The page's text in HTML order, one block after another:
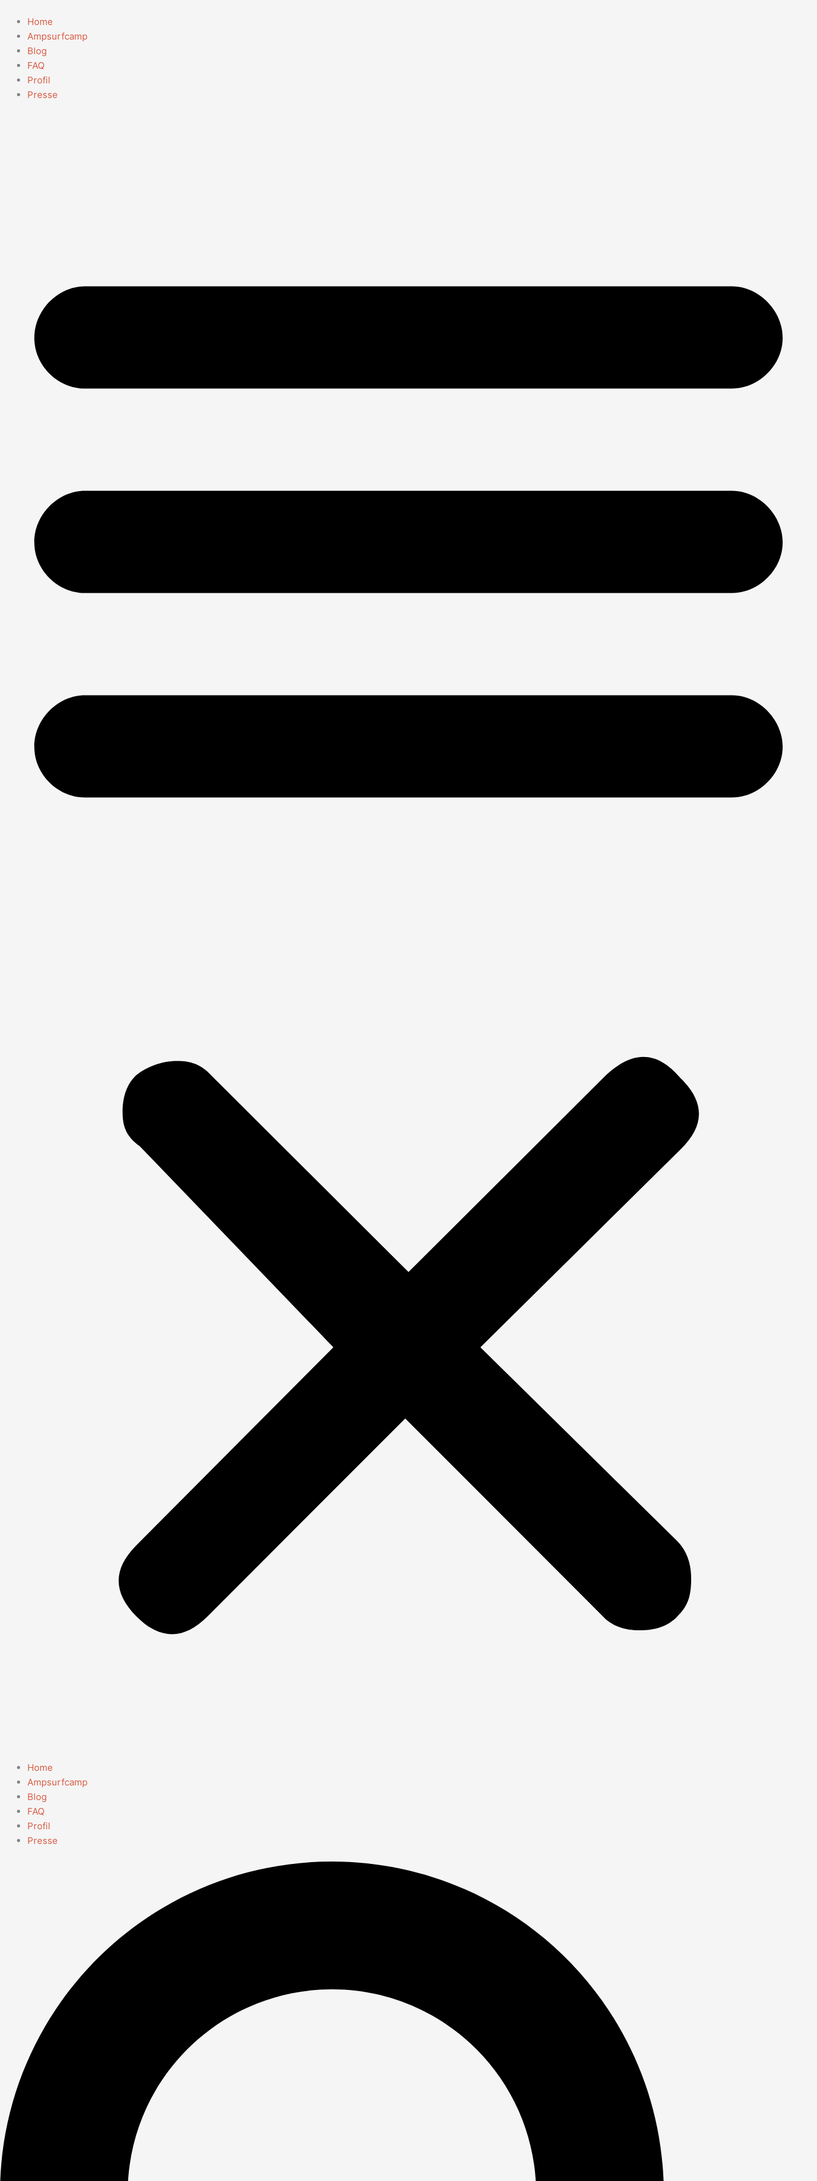
Inhalt
springen
Home
Ampsurfcamp
Blog
FAQ
Profil
Presse
Home
Ampsurfcamp
Blog
FAQ
Profil
Presse